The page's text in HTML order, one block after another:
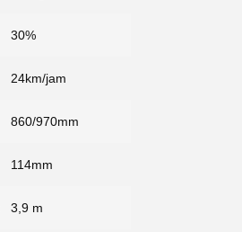
30%
24km/jam
860/970mm
114mm
3,9 m